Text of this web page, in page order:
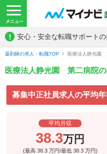
! 安心・安全な転職サポートの
薬剤師の求人・転職TOP 医療法人静光園
医療法人静光園 第二病院
募集中正社員求人の平均
平均月収
38.3万円
(最高 38.3 万円/最低 38.3 万円)